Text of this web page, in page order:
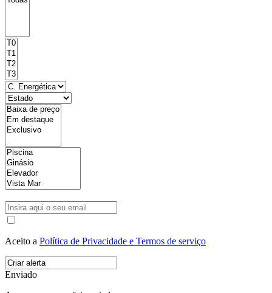
Aceito a Política de Privacidade e Termos de serviço
Enviado